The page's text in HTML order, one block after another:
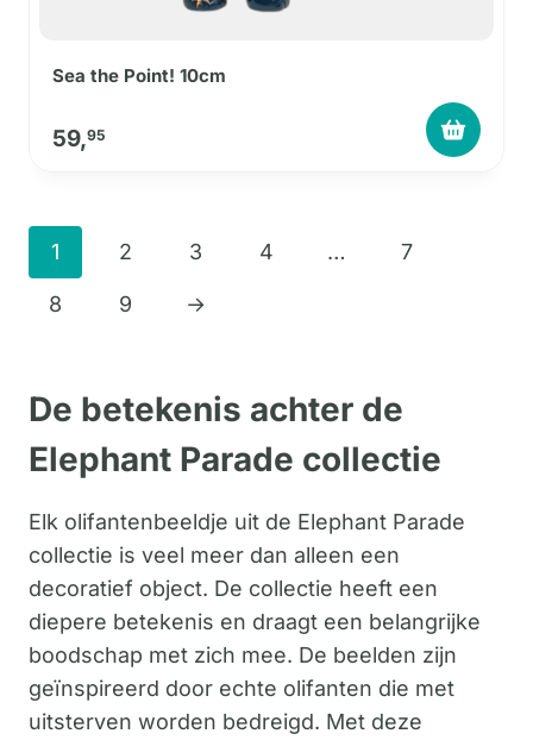
Sea the Point! 10cm
59,95
1 2 3 4 … 7
8 9 →
De betekenis achter de
Elephant Parade collectie
Elk olifantenbeeldje uit de Elephant Parade
collectie is veel meer dan alleen een
decoratief object. De collectie heeft een
diepere betekenis en draagt een belangrijke
boodschap met zich mee. De beelden zijn
geïnspireerd door echte olifanten die met
uitsterven worden bedreigd. Met deze